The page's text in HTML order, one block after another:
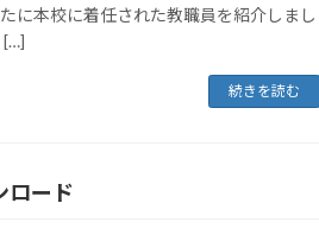
に本校に着任された教職員を紹介しまし
[…]
続きを読む
ロード